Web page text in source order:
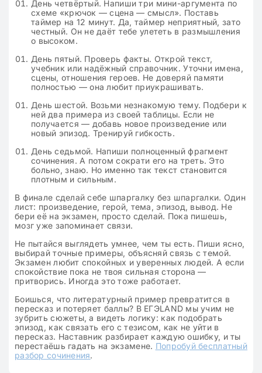
День четвёртый. Напиши три мини-аргумента по
схеме «крючок — сцена — смысл». Поставь
таймер на 12 минут. Да, таймер неприятный, зато
честный. Он не даёт тебе улететь в размышления
о высоком.
День пятый. Проверь факты. Открой текст,
учебник или надёжный справочник. Уточни имена,
сцены, отношения героев. Не доверяй памяти
полностью — она любит приукрашивать.
День шестой. Возьми незнакомую тему. Подбери к
ней два примера из своей таблицы. Если не
получается — добавь новое произведение или
новый эпизод. Тренируй гибкость.
День седьмой. Напиши полноценный фрагмент
сочинения. А потом сократи его на треть. Это
больно, знаю. Но именно так текст становится
плотным и сильным.
В финале сделай себе шпаргалку без шпаргалки. Один
лист: произведение, герой, тема, эпизод, вывод. Не
бери её на экзамен, просто сделай. Пока пишешь,
мозг уже запоминает связи.
Не пытайся выглядеть умнее, чем ты есть. Пиши ясно,
выбирай точные примеры, объясняй связь с темой.
Экзамен любит спокойных и уверенных людей. А если
спокойствие пока не твоя сильная сторона —
притворись. Иногда это тоже работает.
Боишься, что литературный пример превратится в
пересказ и потеряет баллы? В ЕГЭLAND мы учим не
зубрить сюжеты, а видеть логику: как подобрать
эпизод, как связать его с тезисом, как не уйти в
пересказ. Наставник разбирает каждую ошибку, и ты
перестаёшь гадать на экзамене. Попробуй бесплатный
разбор сочинения.